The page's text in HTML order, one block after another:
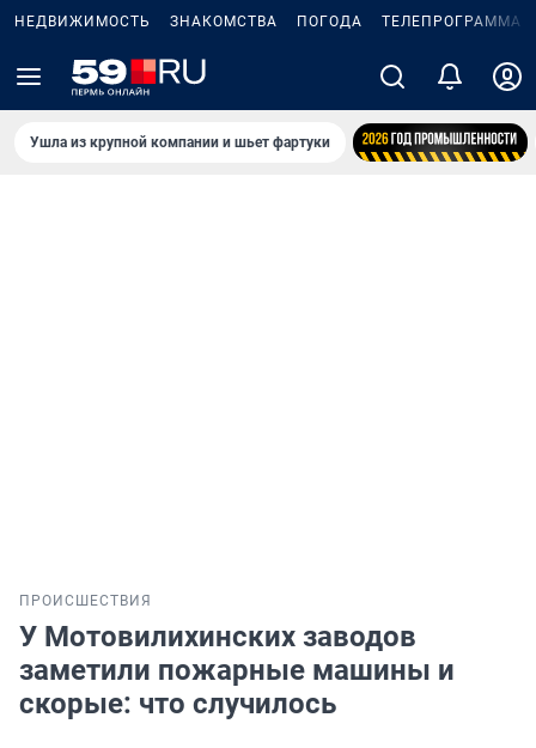
НЕДВИЖИМОСТЬ ЗНАКОМСТВА ПОГОДА ТЕЛЕПРОГРАММА
Ушла из крупной компании и шьет фартуки
ПРОИСШЕСТВИЯ
У Мотовилихинских заводов
заметили пожарные машины и
скорые: что случилось